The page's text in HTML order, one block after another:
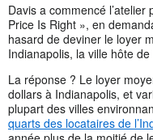
Davis a commencé
Price Is Right », en
hasard de deviner le loyer
Indianapolis, la ville hôte de
La réponse ? Le loyer
dollars à Indianapolis, et
plupart des villes
quarts des locataires de